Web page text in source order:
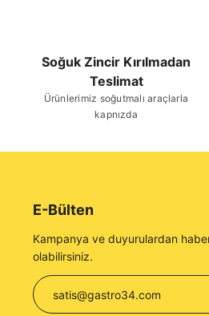
Soğuk Zincir Kırılmadan
Teslimat
Ürünlerimiz soğutmalı araçlarla
kapnızda
E-Bülten
Kampanya ve duyurulardan
olabilirsiniz.